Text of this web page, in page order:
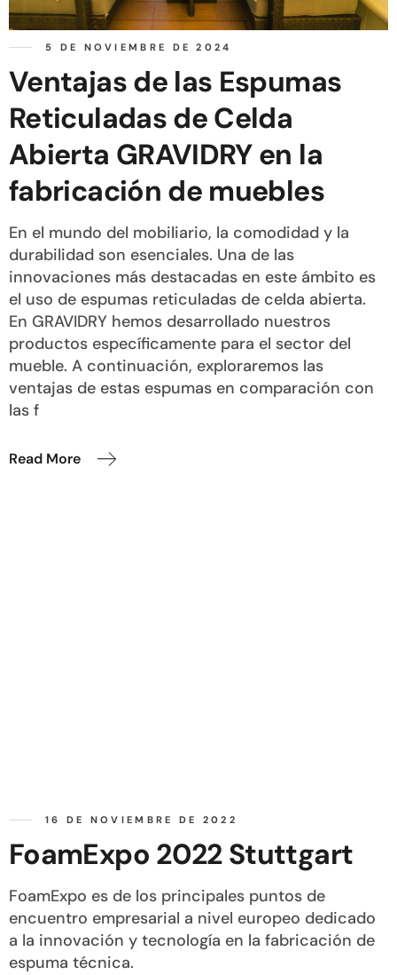
5 DE NOVIEMBRE DE 2024
Ventajas de las Espumas
Reticuladas de Celda
Abierta GRAVIDRY en la
fabricación de muebles
En el mundo del mobiliario, la comodidad y la
durabilidad son esenciales. Una de las
innovaciones más destacadas en este ámbito es
el uso de espumas reticuladas de celda abierta.
En GRAVIDRY hemos desarrollado nuestros
productos específicamente para el sector del
mueble. A continuación, exploraremos las
ventajas de estas espumas en comparación con
las f
Read More
16 DE NOVIEMBRE DE 2022
FoamExpo 2022 Stuttgart
FoamExpo es de los principales puntos de
encuentro empresarial a nivel europeo dedicado
a la innovación y tecnología en la fabricación de
espuma técnica.